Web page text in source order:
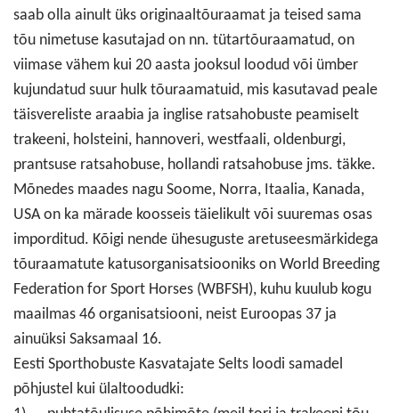
saab olla ainult üks originaaltõuraamat ja teised sama
tõu nimetuse kasutajad on nn. tütartõuraamatud, on
viimase vähem kui 20 aasta jooksul loodud või ümber
kujundatud suur hulk tõuraamatuid, mis kasutavad peale
täisvereliste araabia ja inglise ratsahobuste peamiselt
trakeeni, holsteini, hannoveri, westfaali, oldenburgi,
prantsuse ratsahobuse, hollandi ratsahobuse jms. täkke.
Mõnedes maades nagu Soome, Norra, Itaalia, Kanada,
USA on ka märade koosseis täielikult või suuremas osas
imporditud. Kõigi nende ühesuguste aretuseesmärkidega
tõuraamatute katusorganisatsiooniks on World Breeding
Federation for Sport Horses (WBFSH), kuhu kuulub kogu
maailmas 46 organisatsiooni, neist Euroopas 37 ja
ainuüksi Saksamaal 16.
Eesti Sporthobuste Kasvatajate Selts loodi samadel
põhjustel kui ülaltoodudki: